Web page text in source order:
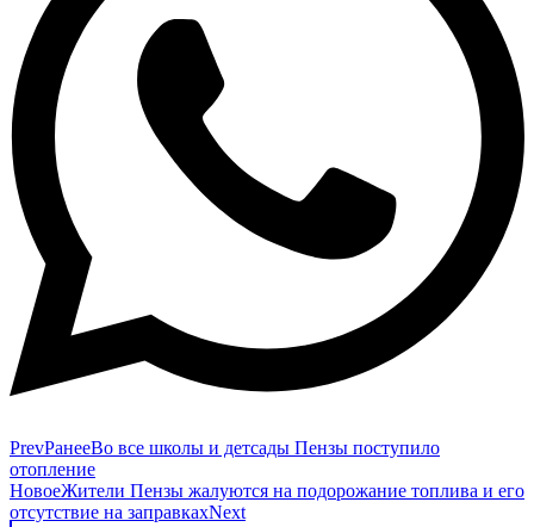
PrevРанееВо все школы и детсады Пензы поступило
отопление
НовоеЖители Пензы жалуются на подорожание топлива и его
отсутствие на заправкахNext